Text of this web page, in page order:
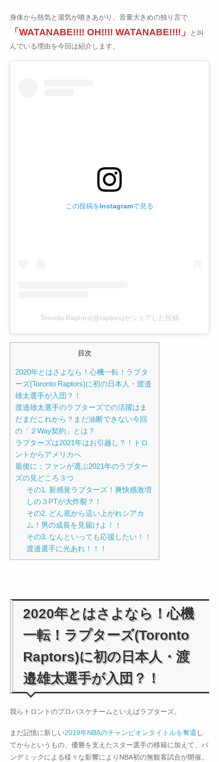
身体から熱気と湯気が噴きあがり、音量大きめの独り言で
「WATANABE!!!! OH!!!! WATANABE!!!!」
と叫
んでいる理由を今回は紹介します。
この投稿をInstagramで見る
Toronto Raptors(@raptors)がシェアした投稿
目次
2020年とはさよなら！心機一転！ラプタ
ーズ(Toronto Raptors)に初の日本人・渡邉
雄太選手が入団？！
渡邉雄太選手のラプターズでの活躍はま
だまだこれから？まだ油断できない今回
の「２Way契約」とは？
ラプターズは2021年はお引越し？！トロ
ントからアメリカへ
最後に：ファンが選ぶ2021年のラプター
ズの見どころ３つ
その1. 新感覚ラプターズ！爽快感激増
しの３PTが大炸裂？！
その2. どん底から這い上がれシアカ
ム！男の成長を見届けよ！！
その3. なんといっても応援したい！！
渡邉選手に光あれ！！！
2020年とはさよなら！心機
一転！ラプターズ(Toronto
Raptors)に初の日本人・渡
邉雄太選手が入団？！
我らトロントのプロバスケチームといえばラプターズ。
まだ記憶に新しい2019年NBAのチャンピオンタイトルを奪還 し
てからというもの、優勝を支えたスター選手の移籍に加えて、パ
ンデミックによる様々な影響によりNBA初の無観客試合が開催。